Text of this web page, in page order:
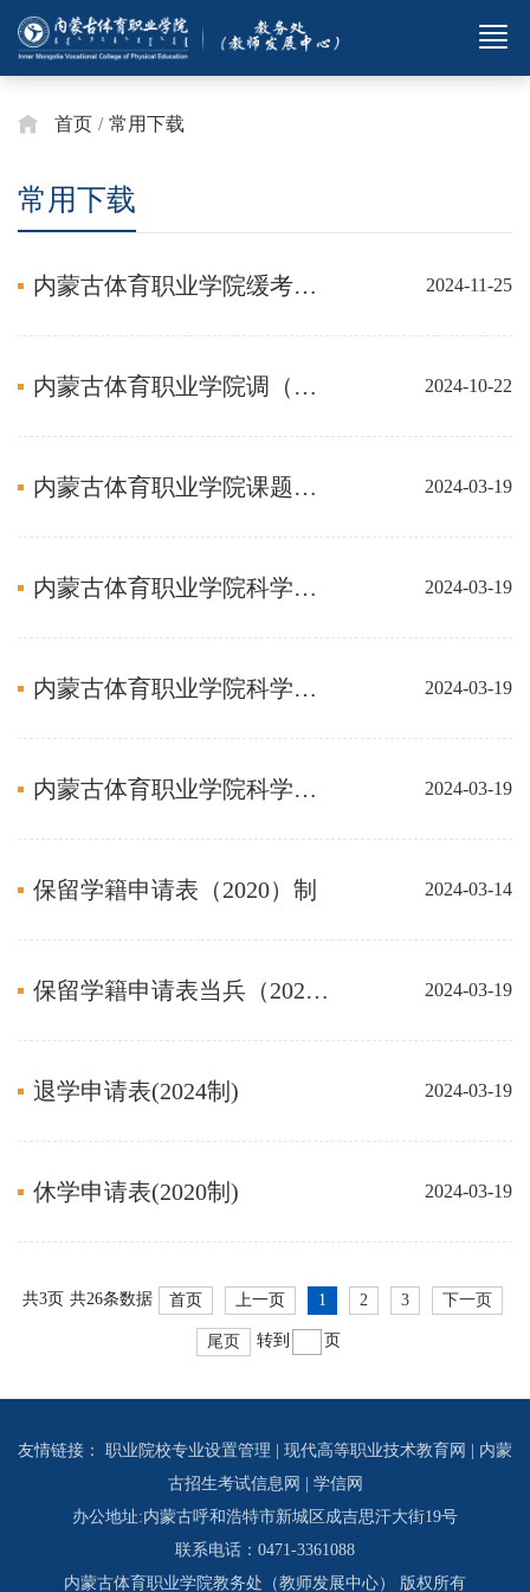
首页 / 常用下载
常用下载
2024-11-25
内蒙古体育职业学院缓考申请表（2021制）
2024-10-22
内蒙古体育职业学院调（停）课表
2024-03-19
内蒙古体育职业学院课题立项申请书(2023制)
2024-03-19
内蒙古体育职业学院科学研究项目结题申请书(2023制)
2024-03-19
内蒙古体育职业学院科学研究项目延期申请表
2024-03-19
内蒙古体育职业学院科学研究项目重要事项变更申请表
2024-03-14
保留学籍申请表（2020）制
2024-03-19
保留学籍申请表当兵（2020制）
2024-03-19
退学申请表(2024制)
2024-03-19
休学申请表(2020制)
共3页 共26条数据 首页 上一页 1 2 3 下一页
尾页 转到 页
友情链接： 职业院校专业设置管理 现代高等职业技术教育网
内蒙
古招生考试信息网
学信网
办公地址:内蒙古呼和浩特市新城区成吉思汗大街19号
联系电话：0471-3361088
内蒙古体育职业学院教务处（教师发展中心） 版权所有